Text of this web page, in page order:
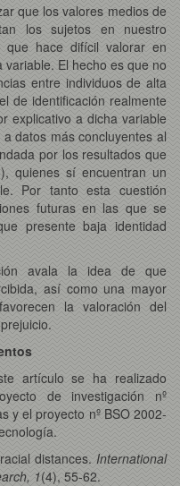
que los valores medios de
los sujetos en nuestro
que hace difícil valorar en
El hecho es que no
entre individuos de alta
de identificación realmente
explicativo a dicha variable
datos más concluyentes al
por los resultados que
quienes sí encuentran un
Por tanto esta cuestión
futuras en las que se
presente baja identidad
avala la idea de que
así como una mayor
la valoración del
artículo se ha realizado
de investigación nº
y el proyecto nº BSO 2002-
distances. International
1(4), 55-62.